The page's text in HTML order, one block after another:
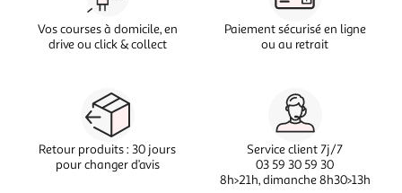
Vos courses à domicile, en
drive ou click & collect
Paiement sécurisé en ligne
ou au retrait
Retour produits : 30 jours
pour changer d’avis
Service client 7j/7
03 59 30 59 30
8h>21h, dimanche 8h30>13h